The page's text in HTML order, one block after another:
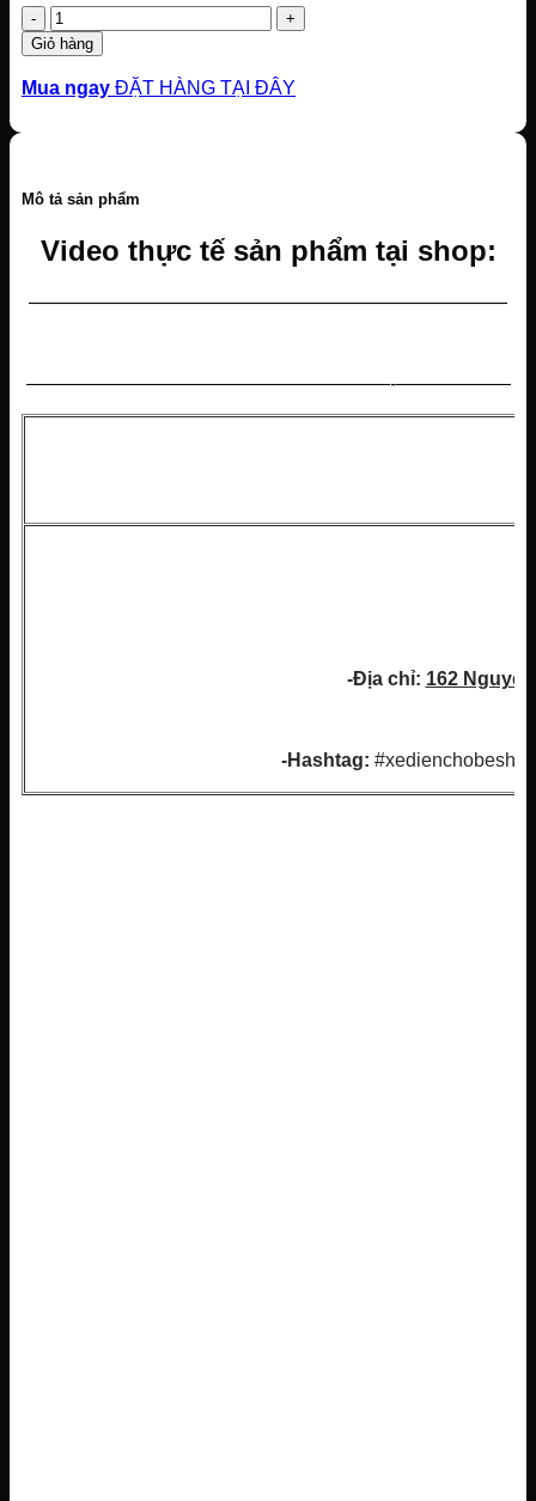
Số
lượng
Giỏ hàng
Mua ngay ĐẶT HÀNG TẠI ĐÂY
Mô tả sản phẩm
Video thực tế sản phẩm tại shop:
—————————————————————————
———————————————————-——————
-Địa chỉ: 162
-Hashtag: